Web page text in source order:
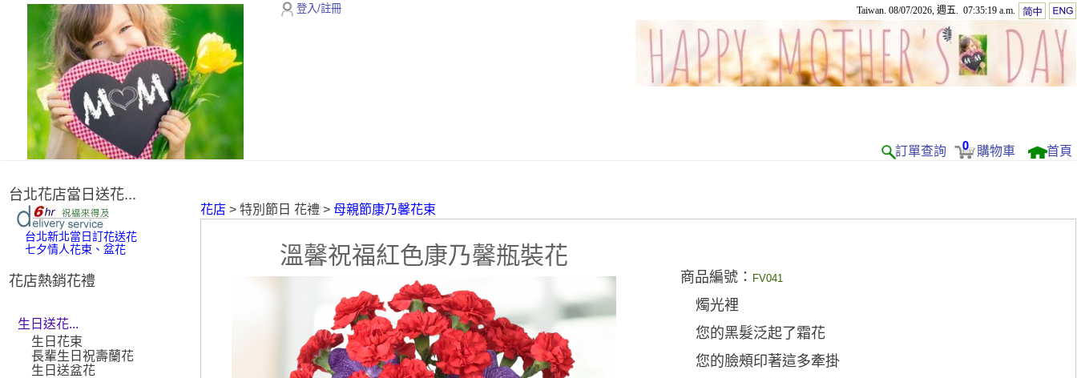
登入/註冊 Taiwan. 08/07/2026, 週五. 07:35:19 a.m.
訂單查詢 0 購物車 首頁
台北花店當日送花...
台北新北當日訂花送花
七夕情人花束、盆花
花店熱銷花禮
生日送花...
生日花束
長輩生日祝壽蘭花
生日送盆花
花店 > 特別節日 花禮 > 母親節康乃馨花束
溫馨祝福紅色康乃馨瓶裝花
商品編號： FV041
燭光裡
您的黑髮泛起了霜花
您的臉頰印著這多牽掛